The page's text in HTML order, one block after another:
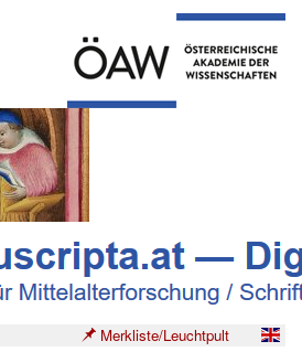
Merkliste/Leuchtpult